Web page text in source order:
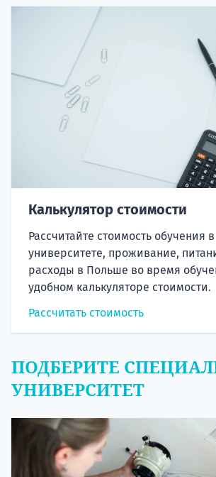
Калькулятор стоимости
Рассчитайте стоимость обучения в
университете, проживание,
расходы в Польше во время
удобном калькуляторе стоимости.
Рассчитать стоимость
ПОДБЕРИТЕ
УНИВЕРСИТЕТ